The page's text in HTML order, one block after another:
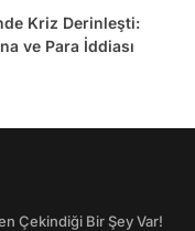
Kriz Derinleşti:
ve Para İddiası
Çekindiği Bir Şey Var!